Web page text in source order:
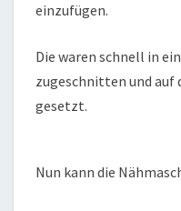
einzufügen.
Die waren schnell in
zugeschnitten und auf
gesetzt.
Nun kann die